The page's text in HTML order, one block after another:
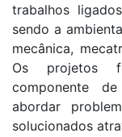
trabalhos
sendo a
mecânica,
Os projetos
componente
abordar
solucionados